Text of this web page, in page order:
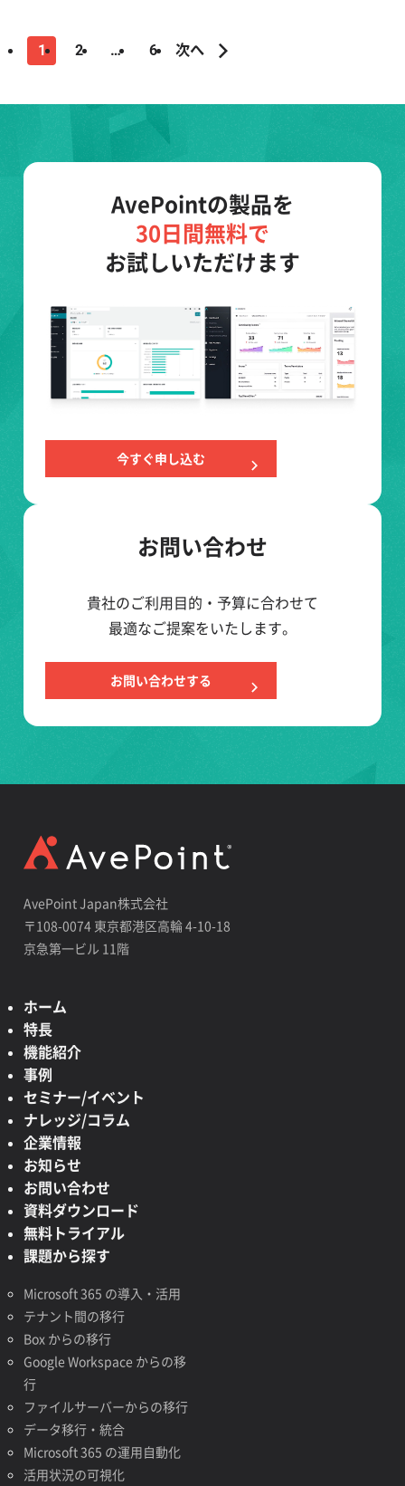
1 2 … 6 次へ
AvePointの製品を
30日間無料で
お試しいただけます
今すぐ申し込む
お問い合わせ
貴社のご利用目的・予算に合わせて
最適なご提案をいたします。
お問い合わせする
AvePoint Japan株式会社
〒108-0074 東京都港区高輪 4-10-18
京急第一ビル 11階
ホーム
特長
機能紹介
事例
セミナー/イベント
ナレッジ/コラム
企業情報
お知らせ
お問い合わせ
資料ダウンロード
無料トライアル
課題から探す
Microsoft 365 の導入・活用
テナント間の移行
Box からの移行
Google Workspace からの移
行
ファイルサーバーからの移行
データ移行・統合
Microsoft 365 の運用自動化
活用状況の可視化